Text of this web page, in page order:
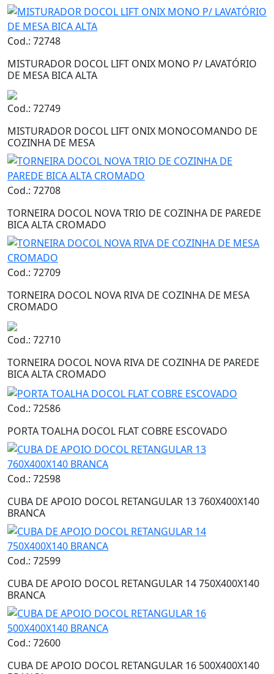
Cod.: 72748
MISTURADOR DOCOL LIFT ONIX MONO P/ LAVATÓRIO
DE MESA BICA ALTA
Cod.: 72749
MISTURADOR DOCOL LIFT ONIX MONOCOMANDO DE
COZINHA DE MESA
Cod.: 72708
TORNEIRA DOCOL NOVA TRIO DE COZINHA DE PAREDE
BICA ALTA CROMADO
Cod.: 72709
TORNEIRA DOCOL NOVA RIVA DE COZINHA DE MESA
CROMADO
Cod.: 72710
TORNEIRA DOCOL NOVA RIVA DE COZINHA DE PAREDE
BICA ALTA CROMADO
Cod.: 72586
PORTA TOALHA DOCOL FLAT COBRE ESCOVADO
Cod.: 72598
CUBA DE APOIO DOCOL RETANGULAR 13 760X400X140
BRANCA
Cod.: 72599
CUBA DE APOIO DOCOL RETANGULAR 14 750X400X140
BRANCA
Cod.: 72600
CUBA DE APOIO DOCOL RETANGULAR 16 500X400X140